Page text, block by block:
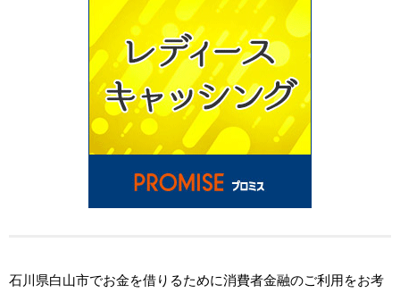
石川県白山市でお金を借りるために消費者金融のご利用をお考